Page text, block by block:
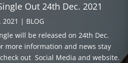
Out 24th Dec. 2021
2021 | BLOG
will be released on 24th Dec.
more information and news stay
out Social Media and website.